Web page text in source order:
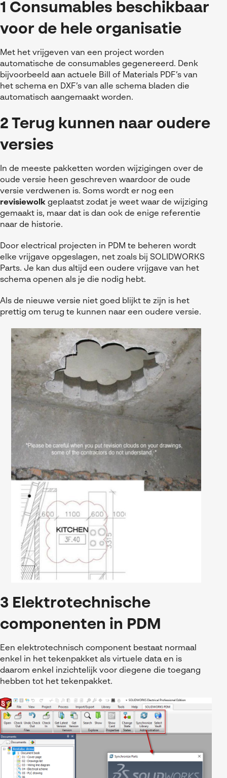
1 Consumables beschikbaar
voor de hele organisatie
Met het vrijgeven van een project worden
automatische de consumables gegenereerd. Denk
bijvoorbeeld aan actuele Bill of Materials PDF’s van
het schema en DXF’s van alle schema bladen die
automatisch aangemaakt worden.
2 Terug kunnen naar oudere
versies
In de meeste pakketten worden wijzigingen over de
oude versie heen geschreven waardoor de oude
versie verdwenen is. Soms wordt er nog een
revisiewolk geplaatst zodat je weet waar de wijziging
gemaakt is, maar dat is dan ook de enige referentie
naar de historie.
Door electrical projecten in PDM te beheren wordt
elke vrijgave opgeslagen, net zoals bij SOLIDWORKS
Parts. Je kan dus altijd een oudere vrijgave van het
schema openen als je die nodig hebt.
Als de nieuwe versie niet goed blijkt te zijn is het
prettig om terug te kunnen naar een oudere versie.
3 Elektrotechnische
componenten in PDM
Een elektrotechnisch component bestaat normaal
enkel in het tekenpakket als virtuele data en is
daarom enkel inzichtelijk voor diegene die toegang
hebben tot het tekenpakket.